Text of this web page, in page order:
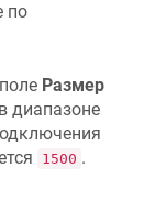
по
Размер
диапазоне
1500 .